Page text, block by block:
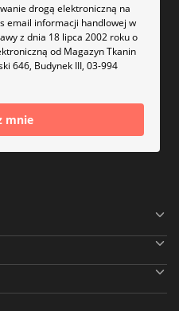
drogą elektroniczną na
email informacji handlowej w
z dnia 18 lipca 2002 roku o
od Magazyn Tkanin
646, Budynek III, 03-994
mnie